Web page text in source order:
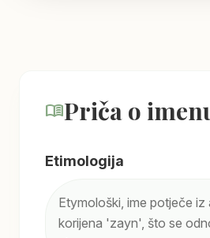
menu_bookPriča o
Etimologija
Etymološki, ime potječe iz
korijena 'zayn', što se